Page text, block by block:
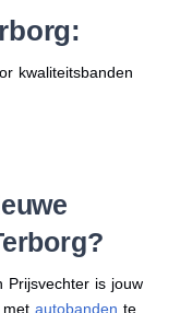
kwaliteitsbanden
Prijsvechter is jouw
autobanden te